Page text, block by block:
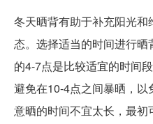
冬天晒背有助于补充阳光
态。选择适当的时间进行
的4-7点是比较适宜的时间
避免在10-4点之间暴晒，
意晒的时间不宜太长，最